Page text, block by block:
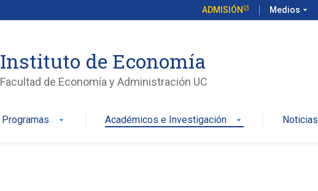
ADMISIÓN Medios arrow_drop_down
Instituto de Economía
Facultad de Economía y Administración UC
Programas arrow_drop_down Académicos e Investigación arrow_drop_down Noticias